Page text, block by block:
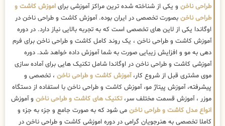
طراحی ناخن و یکی از شناخته شده ترین مراکز آموزشی برای اموزش کاشت و
طراحی ناخن بصورت تخصصی در ایران بوده. آموزش کاشت و طراحی ناخن در
اوگاندا یکی از لاین های تخصصی است که به تجربه بالایی نیاز دارد. در دوره
آموزش کاشت و طراحی ناخن ، یک روند کامل کاشت و طراحی ناخن برای فرم
دهی به مو و افزایش زیبایی صورت به شما آموزش داده خواهد شد. دوره
آموزشی کاشت و طراحی ناخن در اوگاندا شامل تکنیک هایی برای آماده سازی
موی مشتری قبل از شروع کار،آموزش کاشت و طراحی ناخن ، تخصصی و
پیشرفته، آموزش پیتاژ مو، آموزش کاشت و طراحی ناخن با استفاده از دستگاه
موزر ، آموزش قسمت مختلف سر،تکنیک های کاشت و طراحی ناخن و آموزش
انواع مدل کاشت و طراحی ناخن می شود که به صورت جامع و جزء به جزء و
کاملا تخصصی به هنرجویان گرامی در دوره اموزشی کاشت و طراحی ناخن در